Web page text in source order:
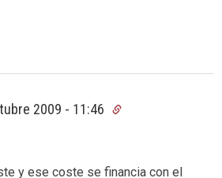
2009 - 11:46
y ese coste se financia con el